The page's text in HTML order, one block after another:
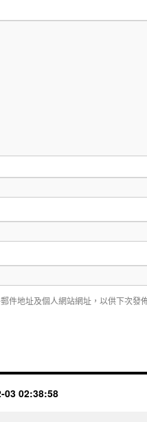
件地址及個人網站網址，以供下次發
03 02:38:58